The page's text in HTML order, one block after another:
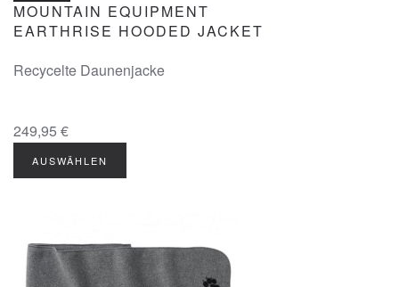
MOUNTAIN EQUIPMENT
EARTHRISE HOODED JACKET
Recycelte Daunenjacke
249,95 €
AUSWÄHLEN